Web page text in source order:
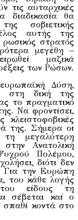
τις αυταρχικές
διαδικασία θα
σοβιετικής
αυτής της
στρατός
μεγέθη –
μαζικά
των Ρώσων.
Δύση,
στη δική της
το πραγματικό
Να φροντίσει,
της. Σήμερα οι
τη μεγαλύτερη
Ανατολική
Πολέμου,
διότι δεν
Για την Ευρώπη
του κάθε λογής
του είδους τη
σέβεται καί ο
κοντά στο